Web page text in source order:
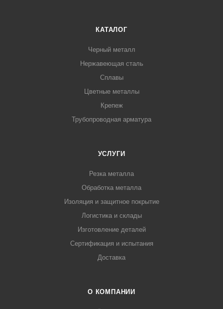
КАТАЛОГ
Черный металл
Нержавеющая сталь
Сплавы
Цветные металлы
Крепеж
Трубопроводная арматура
УСЛУГИ
Резка металла
Обработка металла
Изоляция и защитное покрытие
Логистика и склады
Изготовление деталей
Сертификация и испытания
Доставка
О КОМПАНИИ